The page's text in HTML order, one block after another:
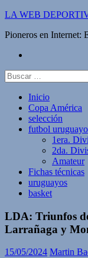
Saltar
contenido
LA WEB
Pioneros en Internet:
Buscar:
Inicio
Copa América
selección
futbol uruguayo
1era.
2da.
Amateur
Fichas técnicas
uruguayos
basket
LDA: Triunfos
Larrañaga y
15/05/2024 Martin